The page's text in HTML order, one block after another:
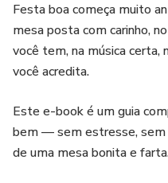
Festa boa começa muito
mesa posta com carinho,
você tem, na música certa,
você acredita.
Este e-book é um guia
bem — sem estresse, sem
de uma mesa bonita e